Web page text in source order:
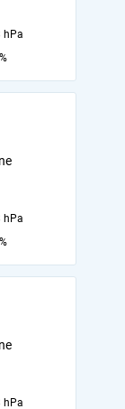
hPa
hPa
hPa